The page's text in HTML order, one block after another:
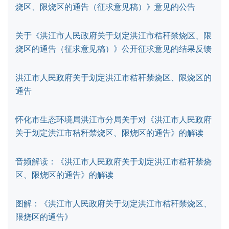
烧区、限烧区的通告（征求意见稿）》意见的公告
关于《洪江市人民政府关于划定洪江市秸秆禁烧区、限
烧区的通告（征求意见稿）》公开征求意见的结果反馈
洪江市人民政府关于划定洪江市秸秆禁烧区、限烧区的
通告
怀化市生态环境局洪江市分局关于对《洪江市人民政府
关于划定洪江市秸秆禁烧区、限烧区的通告》的解读
音频解读：《洪江市人民政府关于划定洪江市秸秆禁烧
区、限烧区的通告》的解读
图解：《洪江市人民政府关于划定洪江市秸秆禁烧区、
限烧区的通告》